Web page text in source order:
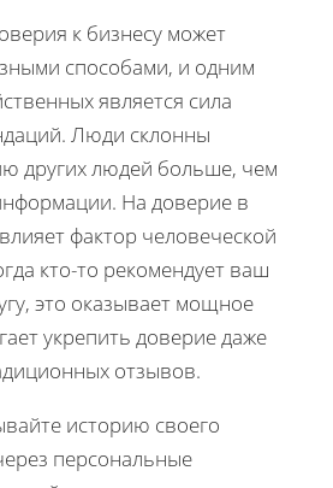
к бизнесу может
способами, и одним
является сила
Люди склонны
других людей больше, чем
На доверие в
фактор человеческой
кто-то рекомендует ваш
это оказывает мощное
укрепить доверие даже
отзывов.
историю своего
персональные